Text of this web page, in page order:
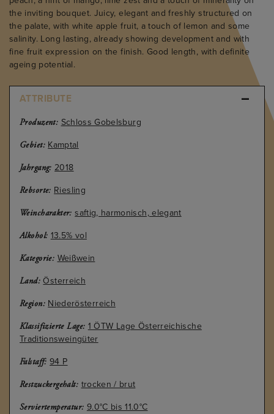
the inviting bouquet. Juicy, elegant and freshly structured on
the palate, with white apple fruit, a touch of lemon and some
salinity. Long lasting, already showing development and with
fine fruit expression on the finish. Good length, with definite
ageing potential.
ATTRIBUTE
Produzent: Schloss Gobelsburg
Gebiet: Kamptal
Jahrgang: 2018
Rebsorte: Riesling
Weincharakter: saftig, harmonisch, elegant
Alkohol: 13.5% vol
Kategorie: Weißwein
Land: Österreich
Region: Niederösterreich
Klassifizierte Lage: 1 ÖTW Lage Österreichische
Traditionsweingüter
Falstaff: 94 P
Restzuckergehalt: trocken / brut
Serviertemperatur: 9.0°C bis 11.0°C